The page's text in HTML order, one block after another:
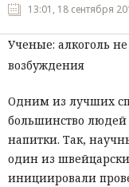
13:01, 18 сентября
Ученые: алкоголь не
возбуждения
Одним из лучших
большинство людей
напитки. Так,
один из
инициировали